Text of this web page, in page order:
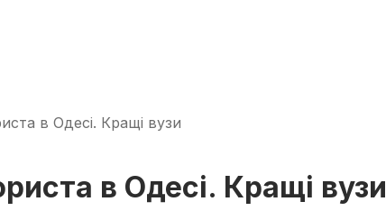
в Одесі. Кращі вузи
в Одесі. Кращі вузи